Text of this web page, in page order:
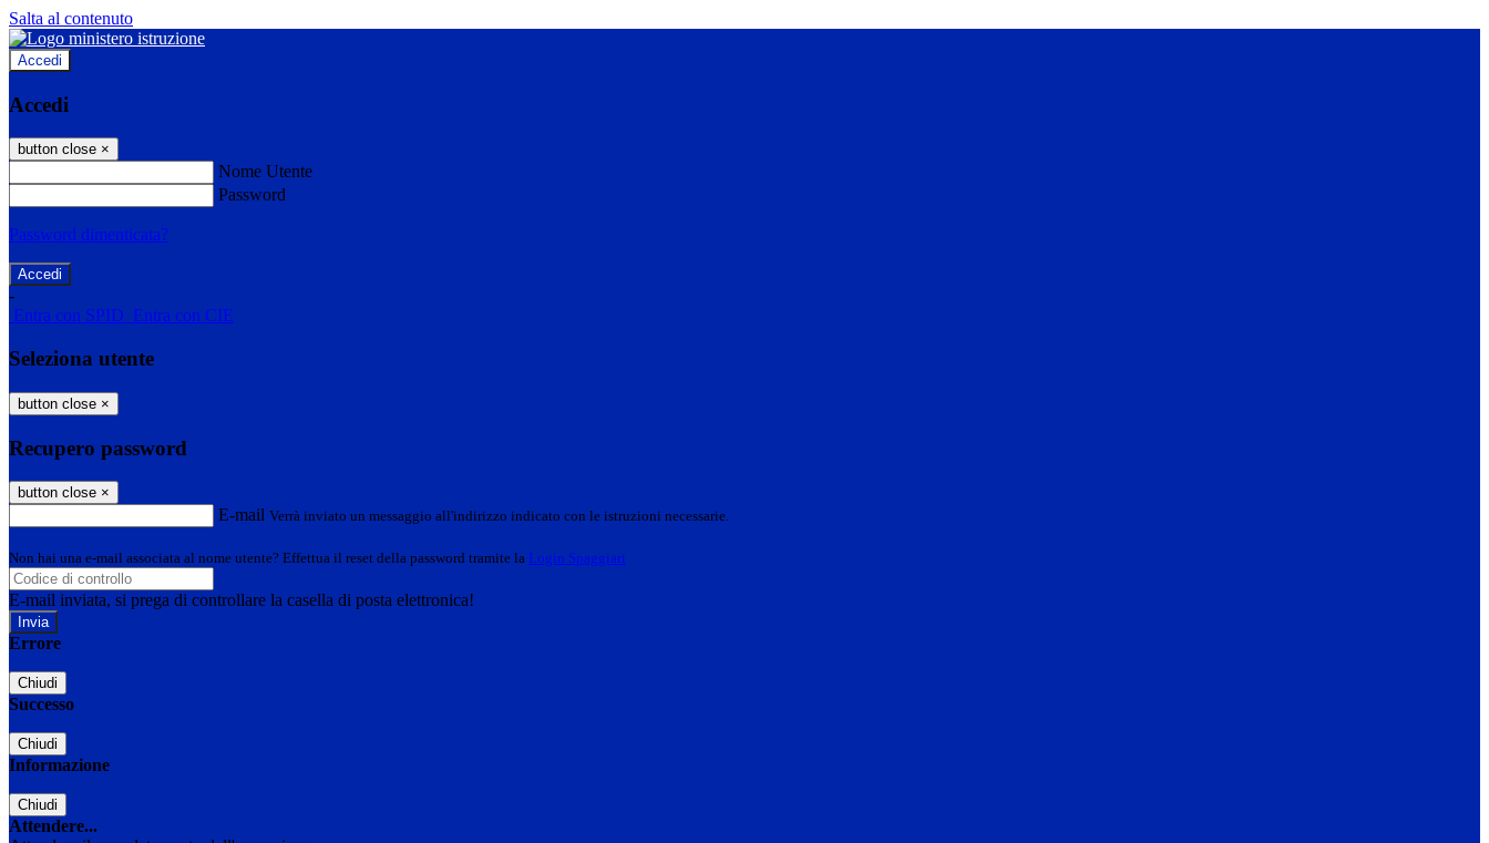
Salta al contenuto
Accedi
Accedi
button close ×
Nome Utente
Password
Password dimenticata?
-
Entra con SPID Entra con CIE
Seleziona utente
button close ×
Recupero password
button close ×
E-mail Verrà inviato un messaggio all'indirizzo indicato con le istruzioni necessarie.
Non hai una e-mail associata al nome utente? Effettua il reset della password tramite la Login Spaggiari
E-mail inviata, si prega di controllare la casella di posta elettronica!
Errore
Chiudi
Successo
Chiudi
Informazione
Chiudi
Attendere...